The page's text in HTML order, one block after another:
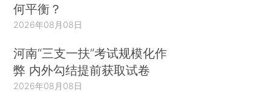
何平衡？
2026年08月08日
河南“三支一扶”考试规模化作
弊 内外勾结提前获取试卷
2026年08月08日